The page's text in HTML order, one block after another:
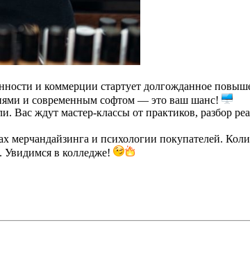
и коммерции стартует долгожданное
и современным софтом — это ваш шанс!
Вас ждут мастер-классы от практиков, разбор
мерчандайзинга и психологии покупателей.
в колледже!